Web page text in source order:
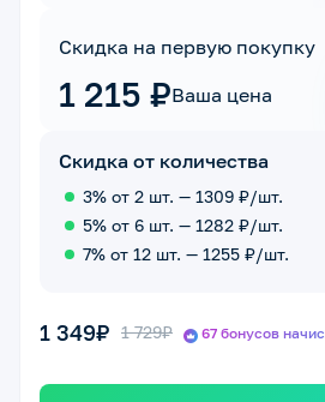
Скидка на первую покупку
1 215 ₽Ваша цена
Скидка от количества
3% от 2 шт. — 1309 ₽/шт.
5% от 6 шт. — 1282 ₽/шт.
7% от 12 шт. — 1255 ₽/шт.
1 349₽ 1 729₽ 67 бонусов